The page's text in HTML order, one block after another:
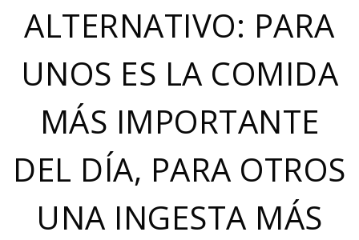
ALTERNATIVO: PARA
UNOS ES LA COMIDA
MÁS IMPORTANTE
DEL DÍA, PARA OTROS
UNA INGESTA MÁS